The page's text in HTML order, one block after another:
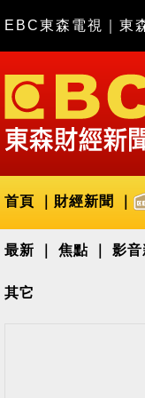
EBC東森電視 東
首頁 財經新聞
最新 焦點 影音
其它